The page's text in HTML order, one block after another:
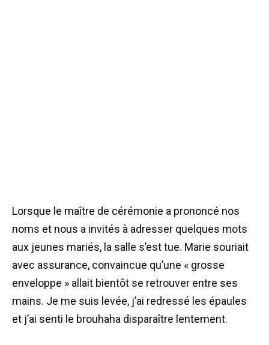
Lorsque le maître de cérémonie a prononcé nos
noms et nous a invités à adresser quelques mots
aux jeunes mariés, la salle s’est tue. Marie souriait
avec assurance, convaincue qu’une « grosse
enveloppe » allait bientôt se retrouver entre ses
mains. Je me suis levée, j’ai redressé les épaules
et j’ai senti le brouhaha disparaître lentement.